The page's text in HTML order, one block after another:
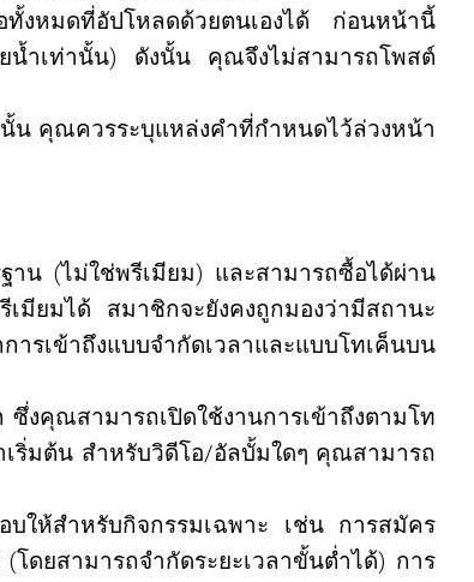
งหมดที่อัปโหลดด้วยตนเองได้ ก่อนหน้านี้
ยน้ำเท่านั้น) ดังนั้น คุณจึงไม่สามารถโพสต์
น คุณควรระบุแหล่งคำที่กำหนดไว้ล่วงหน้า
าน (ไม่ใช่พรีเมียม) และสามารถซื้อได้ผ่าน
เมียมได้ สมาชิกจะยังคงถูกมองว่ามีสถานะ
รเข้าถึงแบบจำกัดเวลาและแบบโทเค็นบน
งคุณสามารถเปิดใช้งานการเข้าถึงตามโท
ริ่มต้น สำหรับวิดีโอ/อัลบั้มใดๆ คุณสามารถ
บให้สำหรับกิจกรรมเฉพาะ เช่น การสมัคร
ดยสามารถจำกัดระยะเวลาขั้นต่ำได้) การ